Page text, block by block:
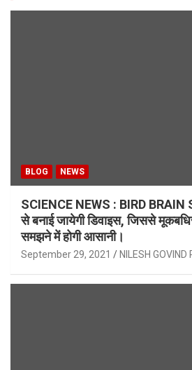
BLOG NEWS
SCIENCE NEWS : BIRD BRAIN
से बनाई जायेगी डिवाइस, जिससे
समझने में होगी आसानी।
September 29, 2021 NILESH GOVIND